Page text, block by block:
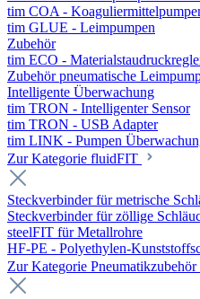
tim COA -
tim GLUE - Leimpumpen
Zubehör
tim ECO -
Zubehör pneumatische
Intelligente Überwachung
tim TRON - Intelligenter Sensor
tim TRON - USB Adapter
tim LINK - Pumpen
Zur Kategorie fluidFIT
Steckverbinder für metrische
Steckverbinder für zöllige
steelFIT für Metallrohre
HF-PE - Polyethylen-
Zur Kategorie Pneumatikzubehör